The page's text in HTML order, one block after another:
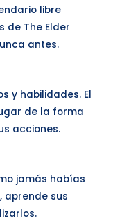
libre
de The Elder
antes.
y habilidades. El
de la forma
acciones.
jamás habías
aprende sus